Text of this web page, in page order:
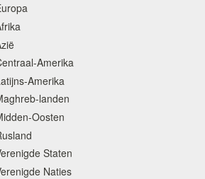
Amerika
Amerika
landen
Oosten
Staten
Naties